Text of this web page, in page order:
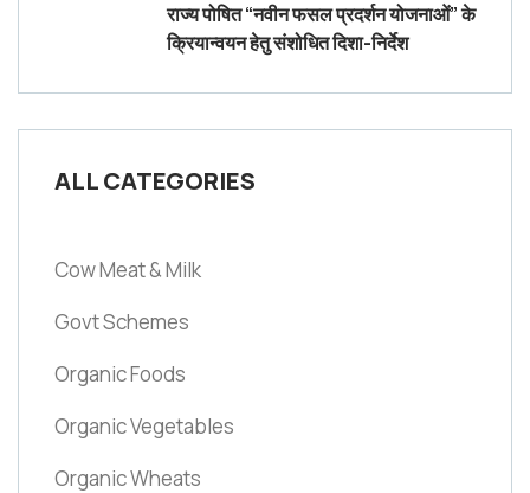
राज्य पोषित “नवीन फसल प्रदर्शन योजनाओं” के
क्रियान्वयन हेतु संशोधित दिशा-निर्देश
ALL CATEGORIES
Cow Meat & Milk
Govt Schemes
Organic Foods
Organic Vegetables
Organic Wheats